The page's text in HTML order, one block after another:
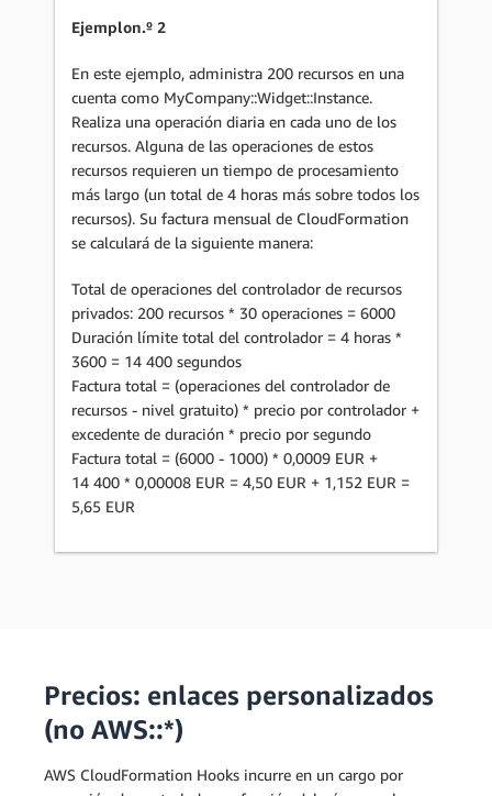
Ejemplon.º 2
En este ejemplo, administra 200 recursos en una
cuenta como MyCompany::Widget::Instance.
Realiza una operación diaria en cada uno de los
recursos. Alguna de las operaciones de estos
recursos requieren un tiempo de procesamiento
más largo (un total de 4 horas más sobre todos los
recursos). Su factura mensual de CloudFormation
se calculará de la siguiente manera:
Total de operaciones del controlador de recursos
privados: 200 recursos * 30 operaciones = 6000
Duración límite total del controlador = 4 horas *
3600 = 14 400 segundos
Factura total = (operaciones del controlador de
recursos - nivel gratuito) * precio por controlador +
excedente de duración * precio por segundo
Factura total = (6000 - 1000) * 0,0009 EUR +
14 400 * 0,00008 EUR = 4,50 EUR + 1,152 EUR =
5,65 EUR
Precios: enlaces personalizados
(no AWS::*)
AWS CloudFormation Hooks incurre en un cargo por